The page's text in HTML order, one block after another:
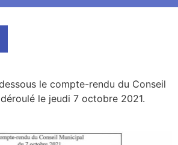
le compte-rendu du Conseil
le jeudi 7 octobre 2021.